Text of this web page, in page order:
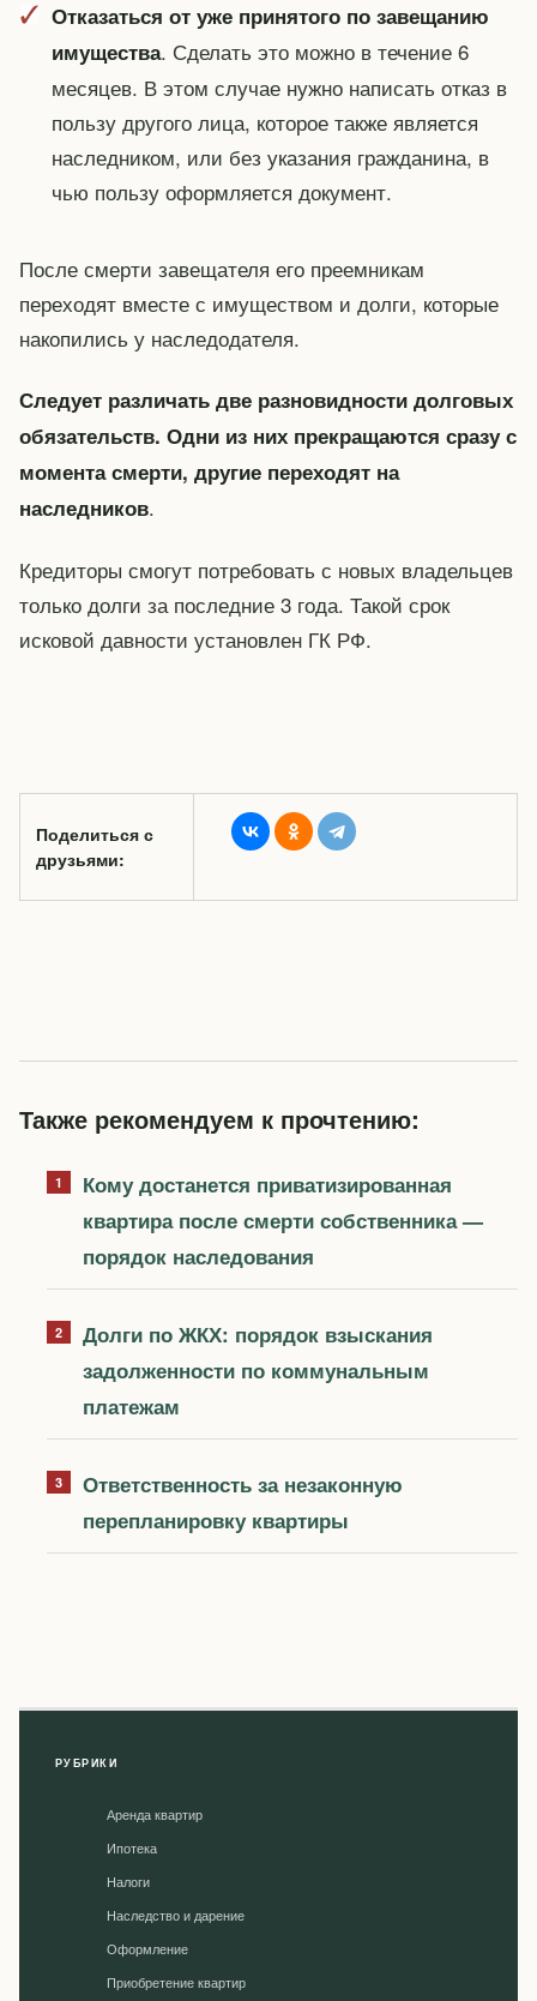
Отказаться от уже принятого по завещанию
имущества. Сделать это можно в течение 6
месяцев. В этом случае нужно написать отказ в
пользу другого лица, которое также является
наследником, или без указания гражданина, в
чью пользу оформляется документ.
После смерти завещателя его преемникам
переходят вместе с имуществом и долги, которые
накопились у наследодателя.
Следует различать две разновидности долговых
обязательств. Одни из них прекращаются сразу с
момента смерти, другие переходят на
наследников.
Кредиторы смогут потребовать с новых владельцев
только долги за последние 3 года. Такой срок
исковой давности установлен ГК РФ.
Поделиться с
друзьями:
Также рекомендуем к прочтению:
Кому достанется приватизированная
квартира после смерти собственника —
порядок наследования
Долги по ЖКХ: порядок взыскания
задолженности по коммунальным
платежам
Ответственность за незаконную
перепланировку квартиры
РУБРИКИ
Аренда квартир
Ипотека
Налоги
Наследство и дарение
Оформление
Приобретение квартир